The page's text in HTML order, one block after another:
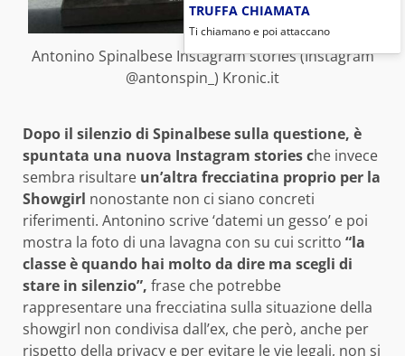
Antonino Spinalbese Instagram stories (Instagram
@antonspin_) Kronic.it
Dopo il silenzio di Spinalbese sulla questione, è
spuntata una nuova Instagram stories che invece
sembra risultare un’altra frecciatina proprio per la
Showgirl nonostante non ci siano concreti
riferimenti. Antonino scrive ‘datemi un gesso’ e poi
mostra la foto di una lavagna con su cui scritto “la
classe è quando hai molto da dire ma scegli di
stare in silenzio”, frase che potrebbe
rappresentare una frecciatina sulla situazione della
showgirl non condivisa dall’ex, che però, anche per
rispetto della privacy e per evitare le vie legali, non si
TRUFFA CHIAMATA
Ti chiamano e poi attaccano